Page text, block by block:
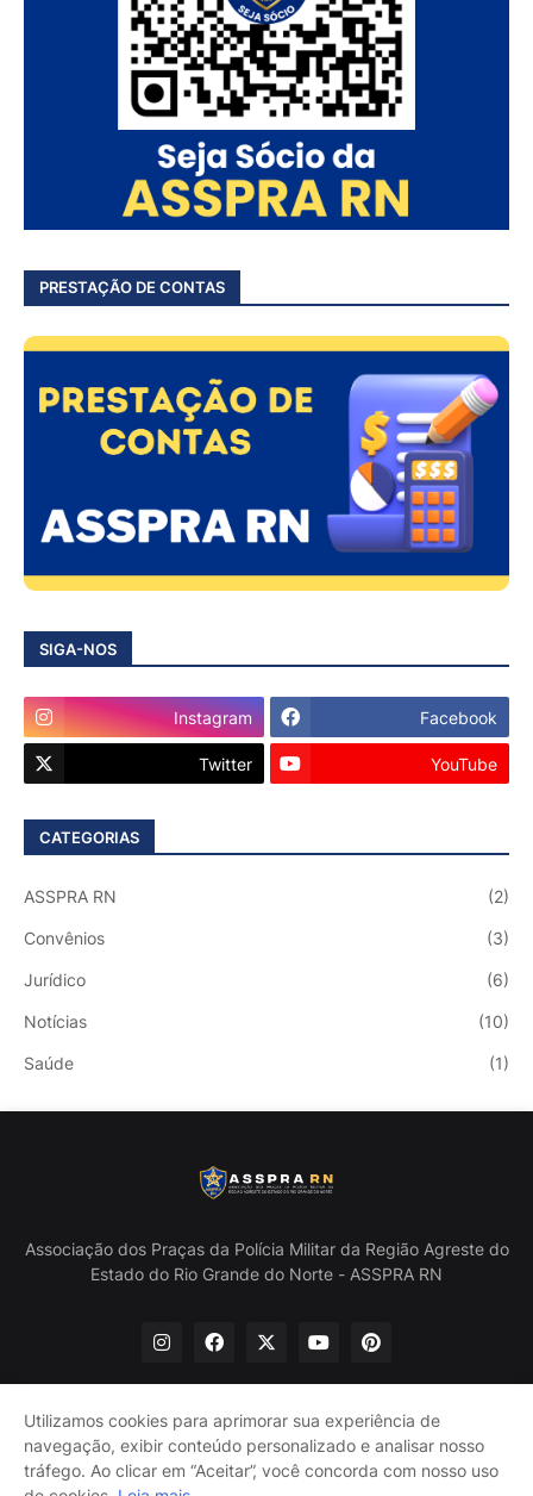
PRESTAÇÃO DE CONTAS
SIGA-NOS
Instagram Facebook
Twitter YouTube
CATEGORIAS
ASSPRA RN (2)
Convênios (3)
Jurídico (6)
Notícias (10)
Saúde (1)
Associação dos Praças da Polícia Militar da Região Agreste do
Estado do Rio Grande do Norte - ASSPRA RN
Início Quem Somos
Política de Privacidade
Contate-nos
Utilizamos cookies para aprimorar sua experiência de
navegação, exibir conteúdo personalizado e analisar nosso
tráfego. Ao clicar em “Aceitar”, você concorda com nosso uso